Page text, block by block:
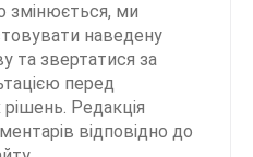
змінюється, ми
наведену
та звертатися за
перед
Редакція
відповідно до